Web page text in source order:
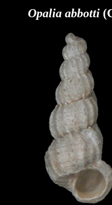
Opalia abbotti